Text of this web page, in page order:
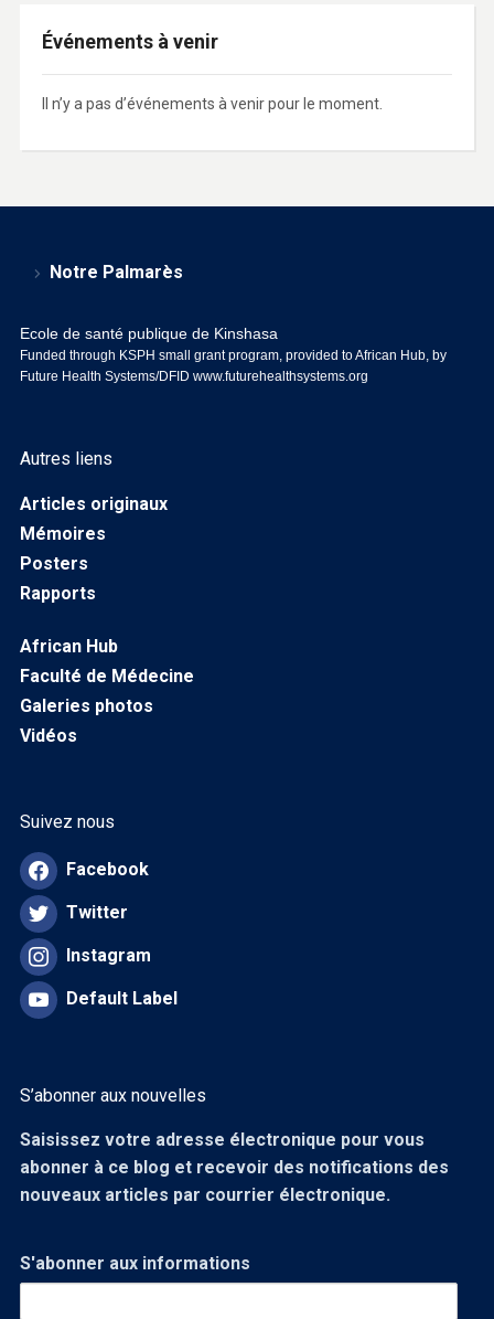
Événements à venir
Il n’y a pas d’événements à venir pour le moment.
Notre Palmarès
Ecole de santé publique de Kinshasa
Funded through KSPH small grant program, provided to African Hub, by
Future Health Systems/DFID www.futurehealthsystems.org
Autres liens
Articles originaux
Mémoires
Posters
Rapports
African Hub
Faculté de Médecine
Galeries photos
Vidéos
Suivez nous
Facebook
Twitter
Instagram
Default Label
S’abonner aux nouvelles
Saisissez votre adresse électronique pour vous
abonner à ce blog et recevoir des notifications des
nouveaux articles par courrier électronique.
S'abonner aux informations